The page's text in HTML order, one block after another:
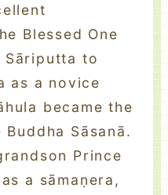
Blessed One
Sāriputta to
as a novice
became the
Sāsanā.
Prince
a sāmaṇera,